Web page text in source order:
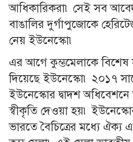
আধিকারিকরা৷ সেই সব
বাঙালির দুর্গাপুজোকে
নেয় ইউনেস্কো৷
এর আগে কুম্ভমেলাকে বিশেষ
দিয়েছে ইউনেস্কো৷ ২০১৭
ইউনেস্কোর দ্বাদশ
স্বীকৃতি দেওয়া হয়৷
ভারতে বৈচিত্রের মধ্যে